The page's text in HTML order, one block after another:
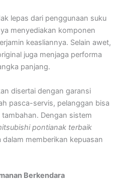
lepas dari penggunaan suku
menyediakan komponen
keasliannya. Selain awet,
juga menjaga performa
panjang.
disertai dengan garansi
pasca-servis, pelanggan bisa
Dengan sistem
pontianak terbaik
memberikan kepuasan
Berkendara